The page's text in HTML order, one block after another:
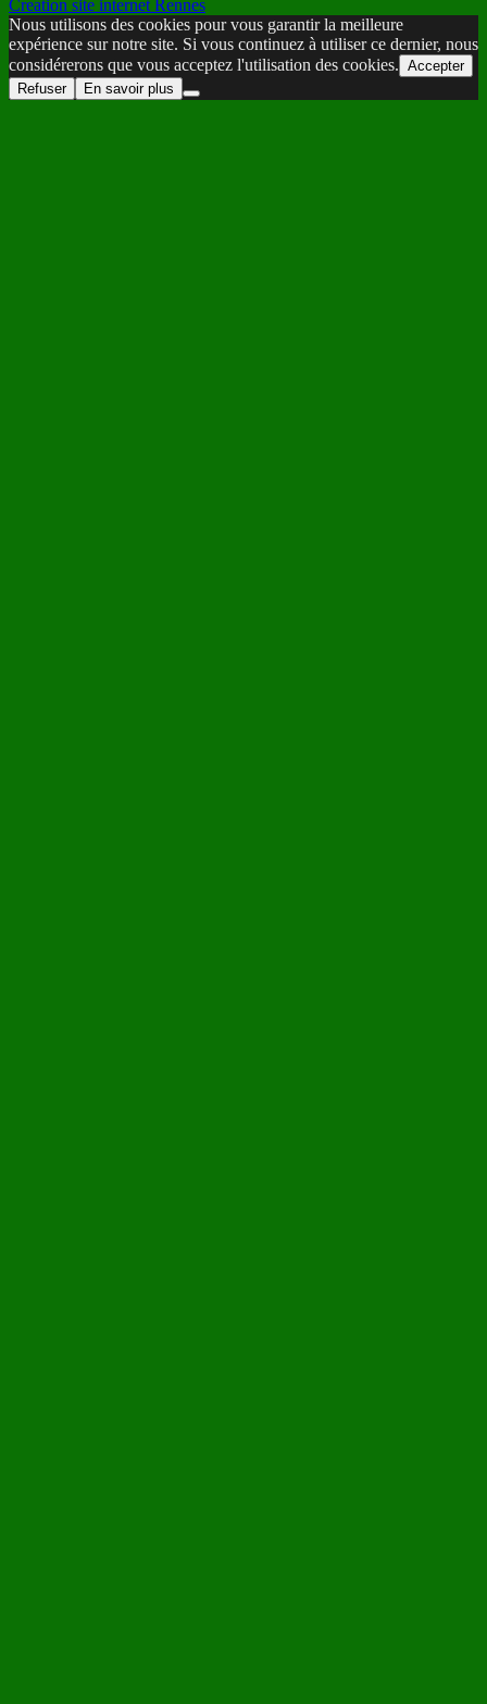
Creation site internet Rennes
Nous utilisons des cookies pour vous garantir la meilleure
expérience sur notre site. Si vous continuez à utiliser ce dernier, nous
considérerons que vous acceptez l'utilisation des cookies. Accepter
Refuser
En savoir plus